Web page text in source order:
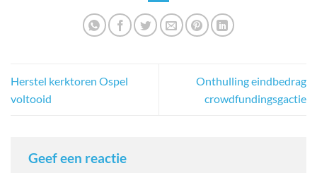
Herstel kerktoren Ospel
voltooid
Onthulling eindbedrag
crowdfundingsgactie
Geef een reactie